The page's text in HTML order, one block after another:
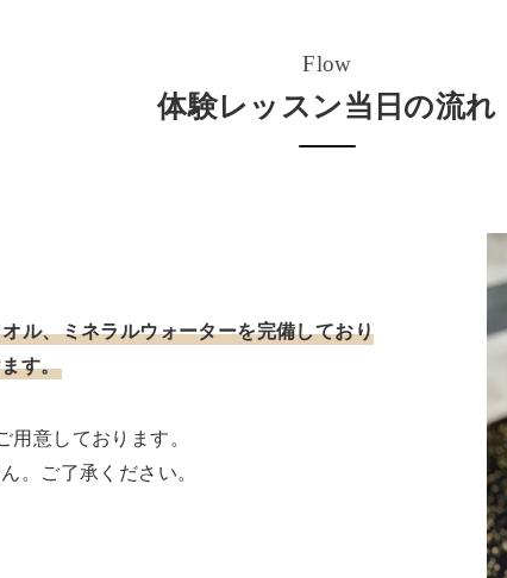
Flow
体験レッスン当日の流れ
ル、ミネラルウォーターを完備しており
す。
用意しております。
。ご了承ください。